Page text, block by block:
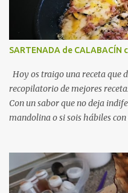
SARTENADA de CALABACÍN
Hoy os traigo una receta que
recopilatorio de mejores
Con un sabor que no deja
mandolina o si sois hábiles
fácil de preparar que seguro
como receta ligera para la
fabulosa a los gratinados en